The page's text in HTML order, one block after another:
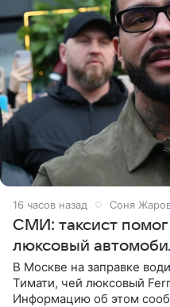
16 часов назад Соня
СМИ: таксист помог
люксовый
В Москве на заправке
Тимати, чей люксовый
Информацию об этом